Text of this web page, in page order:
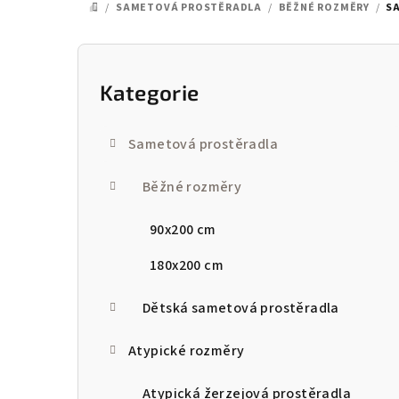
DOMŮ
/ SAMETOVÁ PROSTĚRADLA / BĚŽNÉ ROZMĚRY /
P
Přeskočit
kategorie
Kategorie
Sametová prostěradla
Běžné rozměry
90x200 cm
180x200 cm
Dětská sametová prostěradla
Atypické rozměry
Atypická žerzejová prostěradla